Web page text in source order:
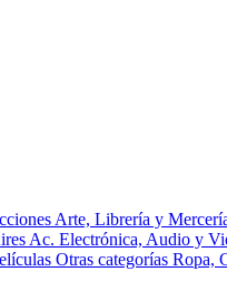
Arte, Librería y
Ac. Electrónica, Audio y
Otras categorías Ropa,